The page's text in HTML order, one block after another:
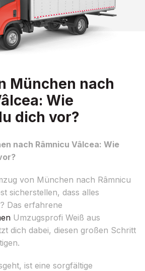
München nach
Wie
dich vor?
nach Râmnicu Vâlcea: Wie
von München nach Râmnicu
sicherstellen, dass alles
Das erfahrene
Umzugsprofi Weiß aus
dich dabei, diesen großen Schritt
ist eine sorgfältige